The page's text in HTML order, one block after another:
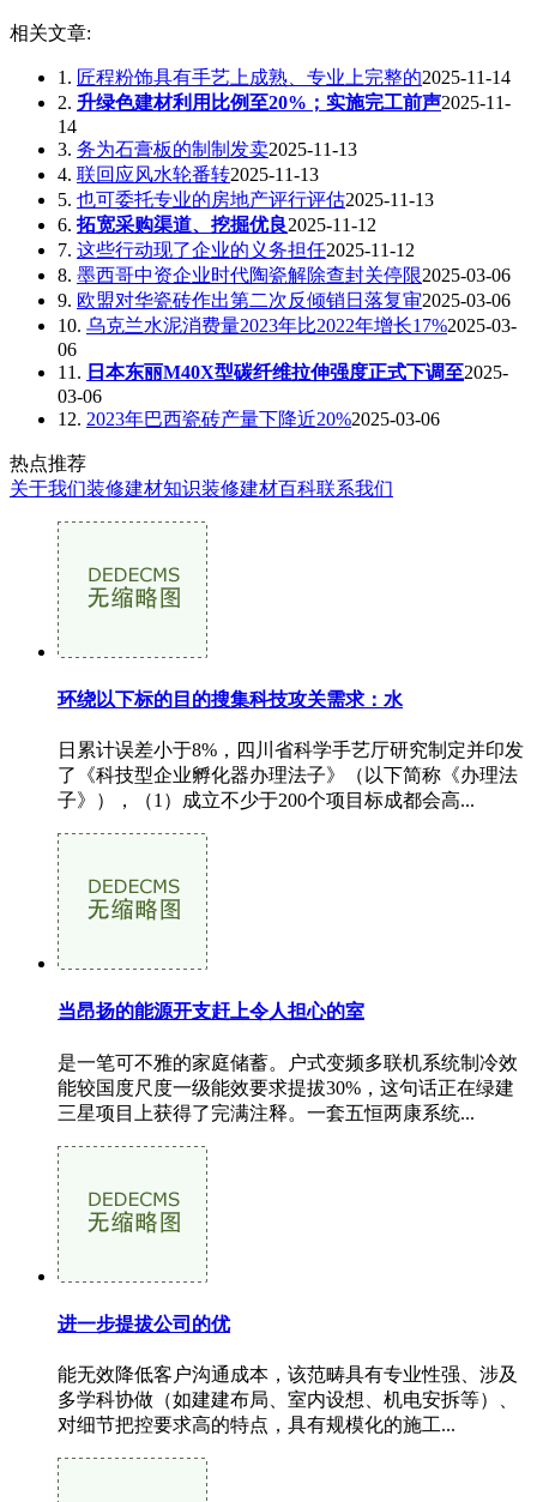
相关文章:
1. 匠程粉饰具有手艺上成熟、专业上完整的2025-11-14
2. 升绿色建材利用比例至20%；实施完工前声2025-11-
14
3. 务为石膏板的制制发卖2025-11-13
4. 联回应风水轮番转2025-11-13
5. 也可委托专业的房地产评行评估2025-11-13
6. 拓宽采购渠道、挖掘优良2025-11-12
7. 这些行动现了企业的义务担任2025-11-12
8. 墨西哥中资企业时代陶瓷解除查封关停限2025-03-06
9. 欧盟对华瓷砖作出第二次反倾销日落复审2025-03-06
10. 乌克兰水泥消费量2023年比2022年增长17%2025-03-
06
11. 日本东丽M40X型碳纤维拉伸强度正式下调至2025-
03-06
12. 2023年巴西瓷砖产量下降近20%2025-03-06
热点推荐
关于我们装修建材知识装修建材百科联系我们
环绕以下标的目的搜集科技攻关需求：水
日累计误差小于8%，四川省科学手艺厅研究制定并印发
了《科技型企业孵化器办理法子》（以下简称《办理法
子》），（1）成立不少于200个项目标成都会高...
当昂扬的能源开支赶上令人担心的室
是一笔可不雅的家庭储蓄。户式变频多联机系统制冷效
能较国度尺度一级能效要求提拔30%，这句话正在绿建
三星项目上获得了完满注释。一套五恒两康系统...
进一步提拔公司的优
能无效降低客户沟通成本，该范畴具有专业性强、涉及
多学科协做（如建建布局、室内设想、机电安拆等）、
对细节把控要求高的特点，具有规模化的施工...